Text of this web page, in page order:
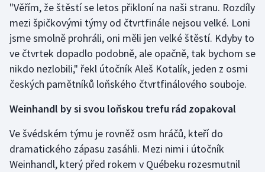
Lezení
Lyže a snowboard
Moderní pětiboj
Parasport
"Věřím, že štěstí se letos přikloní na naši stranu. Rozdíly
mezi špičkovými týmy od čtvrtfinále nejsou velké. Loni
jsme smolně prohráli, oni měli jen velké štěstí. Kdyby to
ve čtvrtek dopadlo podobně, ale opačně, tak bychom se
nikdo nezlobili," řekl útočník Aleš Kotalík, jeden z osmi
českých pamětníků loňského čtvrtfinálového souboje.
Weinhandl by si svou loňskou trefu rád zopakoval
Ve švédském týmu je rovněž osm hráčů, kteří do
dramatického zápasu zasáhli. Mezi nimi i útočník
Weinhandl, který před rokem v Québeku rozesmutnil